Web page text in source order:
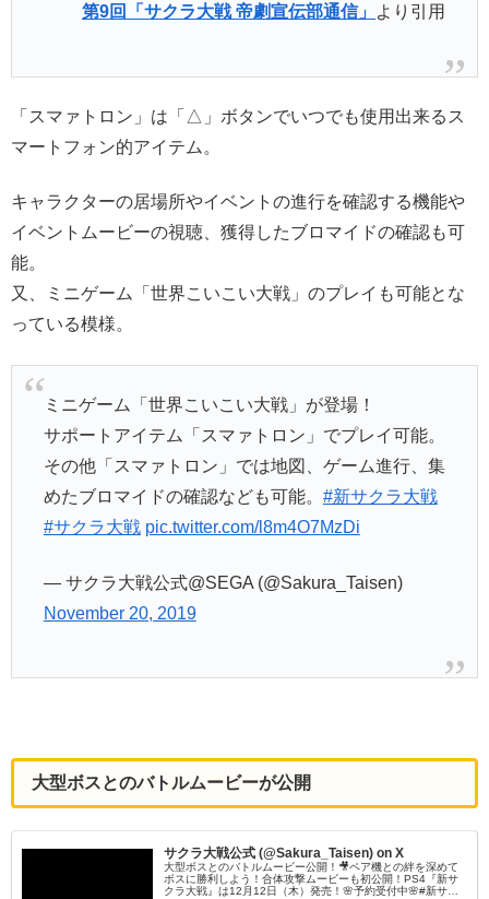
第9回「サクラ大戦 帝劇宣伝部通信」 より引用
「スマァトロン」は「△」ボタンでいつでも使用出来るス
マートフォン的アイテム。
キャラクターの居場所やイベントの進行を確認する機能や
イベントムービーの視聴、獲得したブロマイドの確認も可
能。
又、ミニゲーム「世界こいこい大戦」のプレイも可能とな
っている模様。
ミニゲーム「世界こいこい大戦」が登場！
サポートアイテム「スマァトロン」でプレイ可能。
その他「スマァトロン」では地図、ゲーム進行、集
めたブロマイドの確認なども可能。 #新サクラ大戦
#サクラ大戦 pic.twitter.com/l8m4O7MzDi
— サクラ大戦公式@SEGA (@Sakura_Taisen)
November 20, 2019
大型ボスとのバトルムービーが公開
サクラ大戦公式 (@Sakura_Taisen) on X
大型ボスとのバトルムービー公開！🎥ペア機との絆を深めて
ボスに勝利しよう！合体攻撃ムービーも初公開！PS4『新サ
クラ大戦』は12月12日（木）発売！🌸予約受付中🌸#新サク